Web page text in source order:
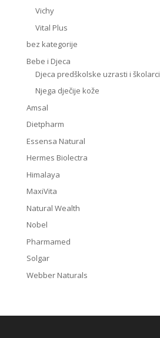
Vichy
Vital Plus
bez kategorije
Bebe i Djeca
Djeca predškolske uzrasti i školarci
Njega dječije kože
Amsal
Dietpharm
Essensa Natural
Hermes Biolectra
Himalaya
MaxiVita
Natural Wealth
Nobel
Pharmamed
Solgar
Webber Naturals